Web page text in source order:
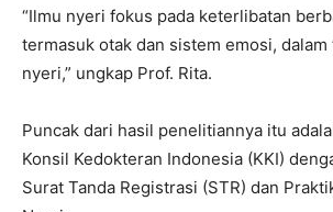
“Ilmu nyeri fokus pada keterlibatan
termasuk otak dan sistem emosi,
nyeri,” ungkap Prof. Rita.
Puncak dari hasil penelitiannya itu
Konsil Kedokteran Indonesia (KKI)
Surat Tanda Registrasi (STR) dan